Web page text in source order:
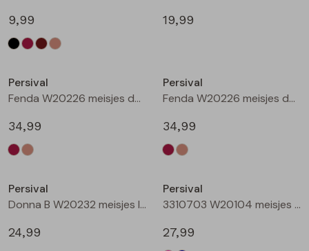
9,99
19,99
Persival
Fenda W20226 meisjes denim jack Wijnrood
34,99
Persival
Fenda W20226 meisjes denim jack Zand
34,99
Persival
Donna B W20232 meisjes lange broek Wijnrood
24,99
Persival
3310703 W20104 meisjes Jurk Cerise
27,99